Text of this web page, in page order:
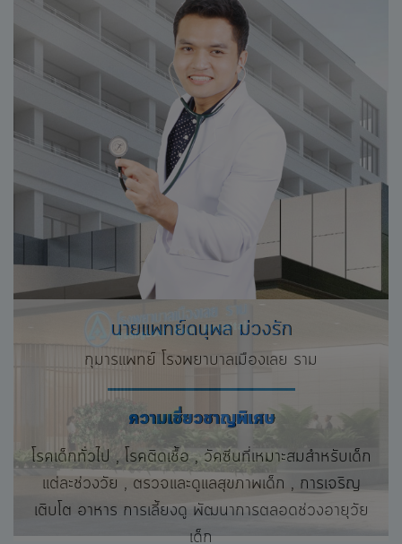
นายแพทย์นพรุจ จรสัมฤทธิ์
อายุรแพทย์ โรงพยาบาลเมืองเลย ราม
ความเชี่ยวชาญพิเศษ
ตรวจอัลตราซาวด์หัวใจ , ภาวะหัวใจวาย , ภาวะหัวใจ
ขาดเลือดเฉียบพลัน , ภาวะโลหิตเป็นพิษ , ภาวะเลือด
เป็นกรดจากเบาหวาน ภาวะไตและตับวายเฉียบพลัน ,
ความดันโลหิตสูงวิกฤต , หอบ หืด ที่ดื้อต่อการรักษา